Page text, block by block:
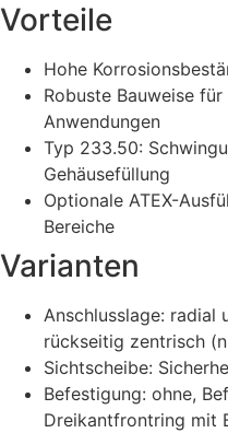
Vorteile
Hohe
Robuste Bauweise
Anwendungen
Typ 233.50:
Gehäusefüllung
Optionale ATEX-
Bereiche
Varianten
Anschlusslage: radial
rückseitig zentrisch
Sichtscheibe:
Befestigung: ohne,
Dreikantfrontring mit